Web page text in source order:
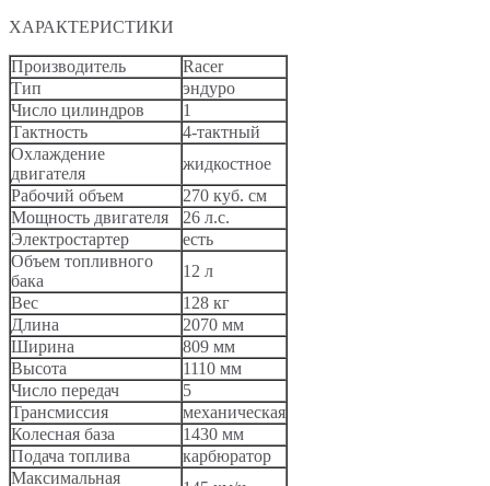
ХАРАКТЕРИСТИКИ
Производитель
Racer
Тип
эндуро
Число цилиндров
1
Тактность
4-тактный
Охлаждение
двигателя
жидкостное
Рабочий объем
270 куб. см
Мощность двигателя
26 л.с.
Электростартер
есть
Объем топливного
бака
12 л
Вес
128 кг
Длина
2070 мм
Ширина
809 мм
Высота
1110 мм
Число передач
5
Трансмиссия
механическая
Колесная база
1430 мм
Подача топлива
карбюратор
Максимальная